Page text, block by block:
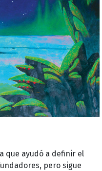
que ayudó a definir el
pero sigue